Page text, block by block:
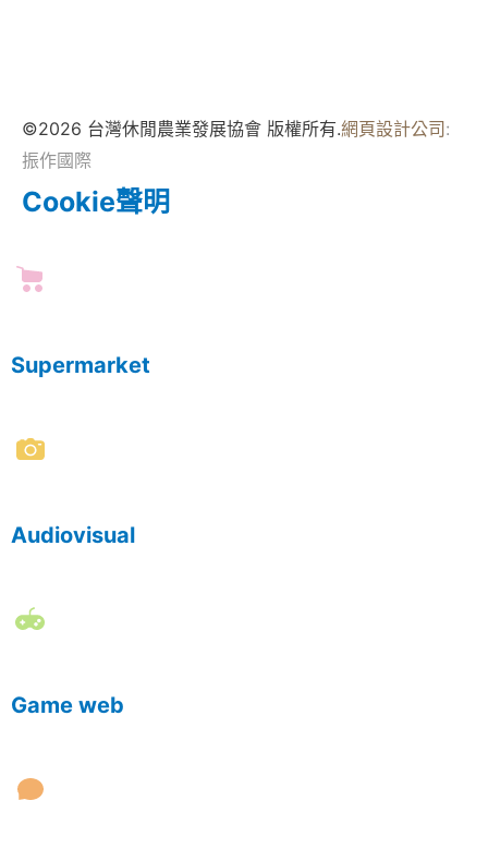
©2026 台灣休閒農業發展協會 版權所有.網頁設計公司:
振作國際
Cookie聲明
Supermarket
Audiovisual
Game web